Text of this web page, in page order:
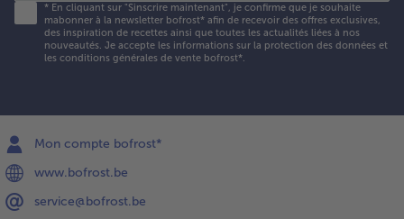
* En cliquant sur "Sinscrire maintenant", je confirme que je souhaite
mabonner à la newsletter bofrost* afin de recevoir des offres exclusives,
des inspiration de recettes ainsi que toutes les actualités liées à nos
nouveautés. Je accepte les informations sur la protection des données et
les conditions générales de vente bofrost*
Mon compte bofrost*
www.bofrost.be
service@bofrost.be